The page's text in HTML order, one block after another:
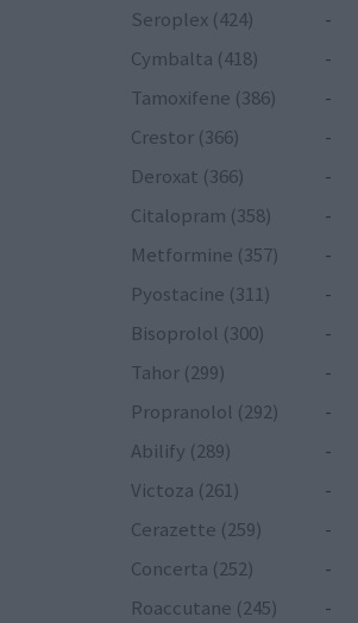
Seroplex (424)
-
Cymbalta (418)
-
Tamoxifene (386)
-
Crestor (366)
-
Deroxat (366)
-
Citalopram (358)
-
Metformine (357)
-
Pyostacine (311)
-
Bisoprolol (300)
-
Tahor (299)
-
Propranolol (292)
-
Abilify (289)
-
Victoza (261)
-
Cerazette (259)
-
Concerta (252)
-
Roaccutane (245)
-